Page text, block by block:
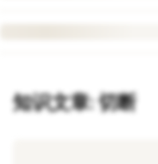
知识文章: 切断